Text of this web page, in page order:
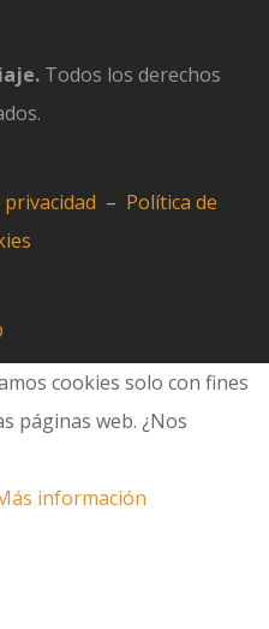
Todos los derechos
– Política de
cookies solo con fines
páginas web. ¿Nos
información